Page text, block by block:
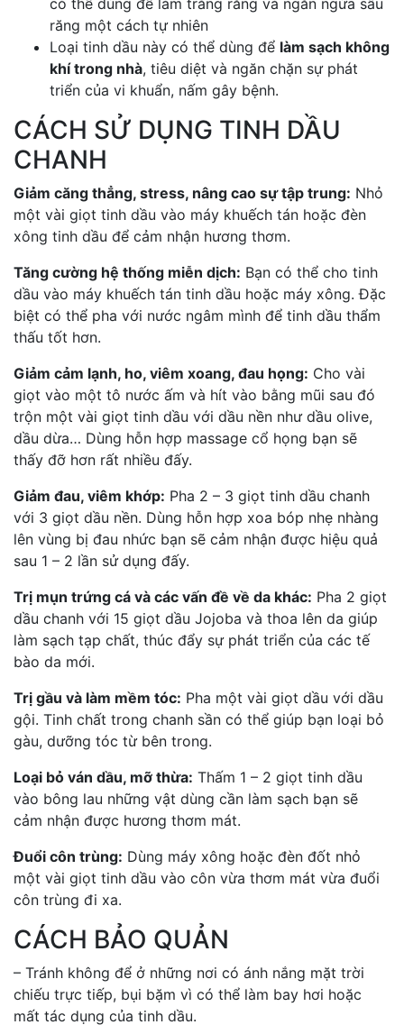
có thể dùng để làm trắng răng và ngăn ngừa sâu
răng một cách tự nhiên
Loại tinh dầu này có thể dùng để làm sạch không
khí trong nhà, tiêu diệt và ngăn chặn sự phát
triển của vi khuẩn, nấm gây bệnh.
CÁCH SỬ DỤNG TINH DẦU
CHANH
Giảm căng thẳng, stress, nâng cao sự tập trung: Nhỏ
một vài giọt tinh dầu vào máy khuếch tán hoặc đèn
xông tinh dầu để cảm nhận hương thơm.
Tăng cường hệ thống miễn dịch: Bạn có thể cho tinh
dầu vào máy khuếch tán tinh dầu hoặc máy xông. Đặc
biệt có thể pha với nước ngâm mình để tinh dầu thẩm
thấu tốt hơn.
Giảm cảm lạnh, ho, viêm xoang, đau họng: Cho vài
giọt vào một tô nước ấm và hít vào bằng mũi sau đó
trộn một vài giọt tinh dầu với dầu nền như dầu olive,
dầu dừa… Dùng hỗn hợp massage cổ họng bạn sẽ
thấy đỡ hơn rất nhiều đấy.
Giảm đau, viêm khớp: Pha 2 – 3 giọt tinh dầu chanh
với 3 giọt dầu nền. Dùng hỗn hợp xoa bóp nhẹ nhàng
lên vùng bị đau nhức bạn sẽ cảm nhận được hiệu quả
sau 1 – 2 lần sử dụng đấy.
Trị mụn trứng cá và các vấn đề về da khác: Pha 2 giọt
dầu chanh với 15 giọt dầu Jojoba và thoa lên da giúp
làm sạch tạp chất, thúc đẩy sự phát triển của các tế
bào da mới.
Trị gầu và làm mềm tóc: Pha một vài giọt dầu với dầu
gội. Tinh chất trong chanh sần có thể giúp bạn loại bỏ
gàu, dưỡng tóc từ bên trong.
Loại bỏ ván dầu, mỡ thừa: Thấm 1 – 2 giọt tinh dầu
vào bông lau những vật dùng cần làm sạch bạn sẽ
cảm nhận được hương thơm mát.
Đuổi côn trùng: Dùng máy xông hoặc đèn đốt nhỏ
một vài giọt tinh dầu vào côn vừa thơm mát vừa đuổi
côn trùng đi xa.
CÁCH BẢO QUẢN
– Tránh không để ở những nơi có ánh nắng mặt trời
chiếu trực tiếp, bụi bặm vì có thể làm bay hơi hoặc
mất tác dụng của tinh dầu.